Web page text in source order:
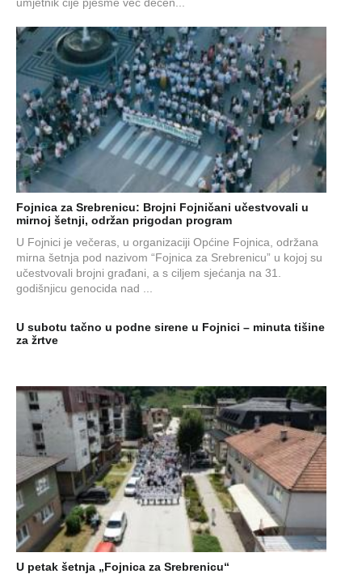
umjetnik čije pjesme već decen...
Fojnica za Srebrenicu: Brojni Fojničani učestvovali u
mirnoj šetnji, održan prigodan program
U Fojnici je večeras, u organizaciji Općine Fojnica, održana
mirna šetnja pod nazivom “Fojnica za Srebrenicu” u kojoj su
učestvovali brojni građani, a s ciljem sjećanja na 31.
godišnjicu genocida nad ...
U subotu tačno u podne sirene u Fojnici – minuta tišine
za žrtve
U petak šetnja „Fojnica za Srebrenicu“